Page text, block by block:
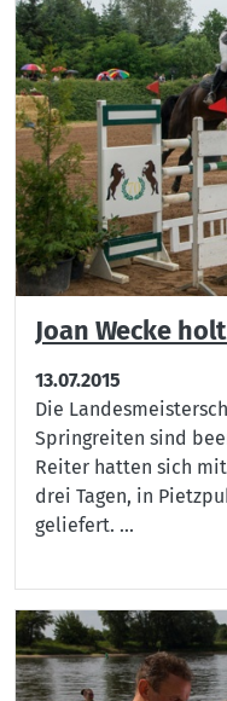
Joan Wecke
13.07.2015
Die
Springreiten sind
Reiter hatten sich
drei Tagen, in
geliefert. ...